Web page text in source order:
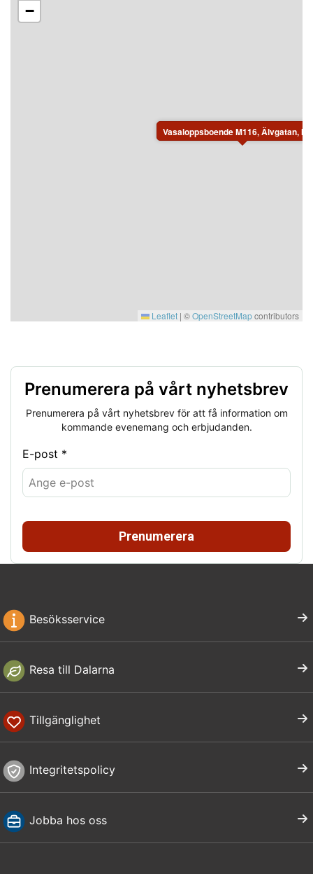
Vasaloppsboende M116, Älvgatan,
−
Leaflet | ©OpenStreetMapcontributors
Prenumerera på vårt nyhetsbrev
Prenumerera på vårt nyhetsbrev för att få information om
kommande evenemang och erbjudanden.
E-post *
Prenumerera
Besöksservice
Resa till Dalarna
Tillgänglighet
Integritetspolicy
Jobba hos oss